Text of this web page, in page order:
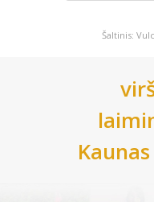
Šaltinis:
Kaunas